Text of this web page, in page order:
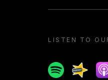
LISTEN TO
SpotifySpreaker